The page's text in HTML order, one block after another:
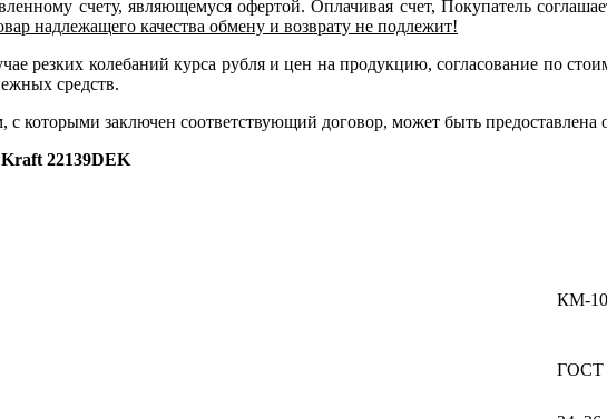
счету, являющемуся офертой. Оплачивая счет, Покупатель
надлежащего качества обмену и возврату не подлежит!
резких колебаний курса рубля и цен на продукцию, согласование по
средств.
с которыми заключен соответствующий договор, может быть предоставлена
22139DEK
КМ-
ГОСТ